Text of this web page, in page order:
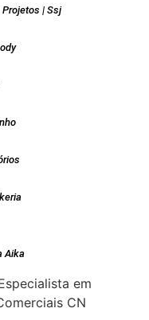
Projetos | Ssj
Aika